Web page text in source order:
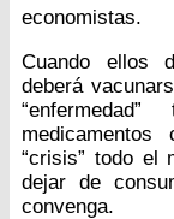
economistas.
Cuando ellos
deberá
“crisis” todo el
dejar de
convenga.